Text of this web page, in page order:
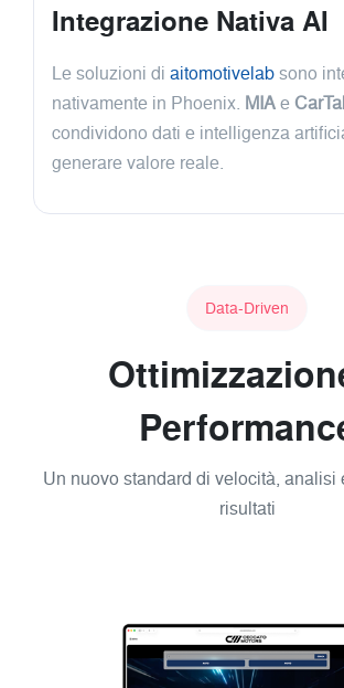
Integrazione Nativa AI
Le soluzioni di aitomotivelabsono
nativamente in Phoenix. MIAe
condividono dati e intelligenza
generare valore reale.
Data-Driven
Un nuovo standard di velocità, analisi
risultati